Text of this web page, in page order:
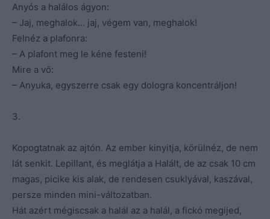
Anyós a halálos ágyon:
– Jaj, meghalok… jaj, végem van, meghalok!
Felnéz a plafonra:
– A plafont meg le kéne festeni!
Mire a vő:
– Anyuka, egyszerre csak egy dologra koncentráljon!
3.
Kopogtatnak az ajtón. Az ember kinyitja, körülnéz, de nem
lát senkit. Lepillant, és meglátja a Halált, de az csak 10 cm
magas, picike kis alak, de rendesen csuklyával, kaszával,
persze minden mini-változatban.
Hát azért mégiscsak a halál az a halál, a fickó megijed,